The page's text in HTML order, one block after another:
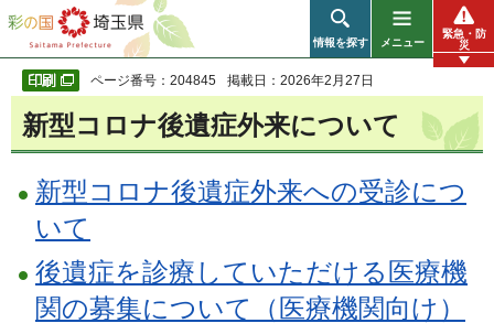
彩の国 埼玉県
情報を探す メニュー
緊急・防
災
ページ番号：204845 掲載日：2026年2月27日
新型コロナ後遺症外来について
新型コロナ後遺症外来への受診につ
いて
後遺症を診療していただける医療機
関の募集について（医療機関向け）